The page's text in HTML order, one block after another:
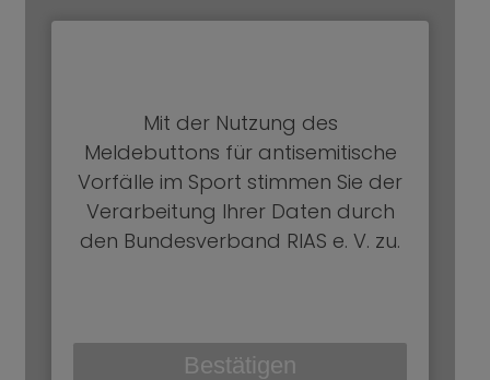
Mit der Nutzung des
Meldebuttons für antisemitische
Vorfälle im Sport stimmen Sie der
Verarbeitung Ihrer Daten durch
den Bundesverband RIAS e. V. zu.
Bestätigen